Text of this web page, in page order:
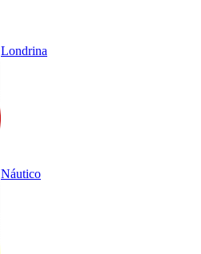
Londrina
Náutico